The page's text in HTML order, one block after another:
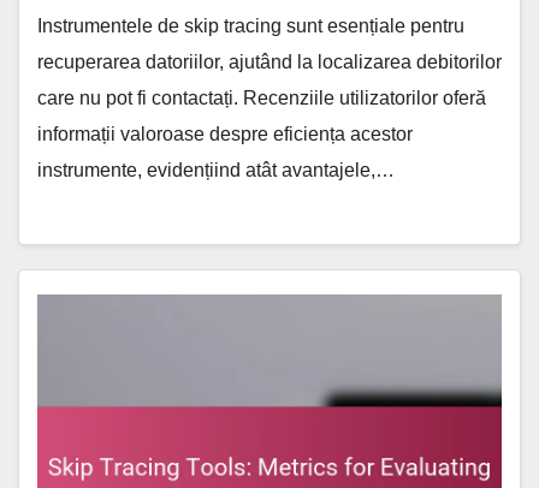
Instrumentele de skip tracing sunt esențiale pentru
recuperarea datoriilor, ajutând la localizarea debitorilor
care nu pot fi contactați. Recenziile utilizatorilor oferă
informații valoroase despre eficiența acestor
instrumente, evidențiind atât avantajele,…